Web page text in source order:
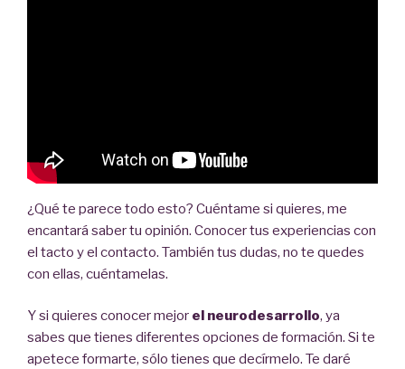
¿Qué te parece todo esto? Cuéntame si quieres, me
encantará saber tu opinión. Conocer tus experiencias con
el tacto y el contacto. También tus dudas, no te quedes
con ellas, cuéntamelas.
Y si quieres conocer mejor el neurodesarrollo, ya
sabes que tienes diferentes opciones de formación. Si te
apetece formarte, sólo tienes que decírmelo. Te daré